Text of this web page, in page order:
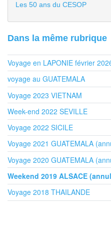
Les 50 ans du CESOP
Dans la même rubrique
Voyage en LAPONIE février
voyage au GUATEMALA
Voyage 2023 VIETNAM
Week-end 2022 SEVILLE
Voyage 2022 SICILE
Voyage 2021 GUATEMALA
Voyage 2020 GUATEMALA
Weekend 2019 ALSACE
Voyage 2018 THAILANDE